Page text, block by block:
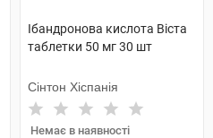
Ібандронова кислота Віста
таблетки 50 мг 30 шт
Сінтон Хіспанія
Немає в наявності